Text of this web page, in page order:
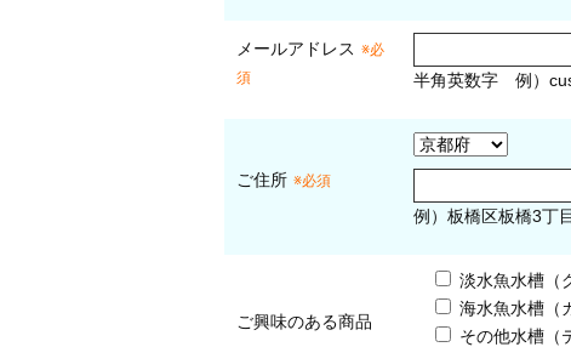
メールアドレス ※必
須
半角英数字 例）
ご住所 ※必須
例）板橋区板橋3丁
ご興味のある商品
淡水魚水槽（
海水魚水槽（
その他水槽（